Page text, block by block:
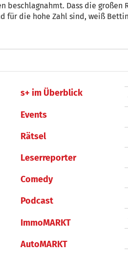
beschlagnahmt. Dass die großen
für die hohe Zahl sind, weiß
s+ im Überblick
Events
Rätsel
Leserreporter
Comedy
Podcast
ImmoMARKT
AutoMARKT